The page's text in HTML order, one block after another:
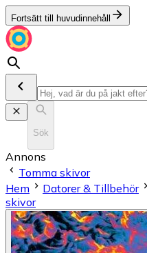
Fortsätt till huvudinnehåll
Sök
Annons
Tomma skivor
Hem
Datorer & Tillbehör
skivor